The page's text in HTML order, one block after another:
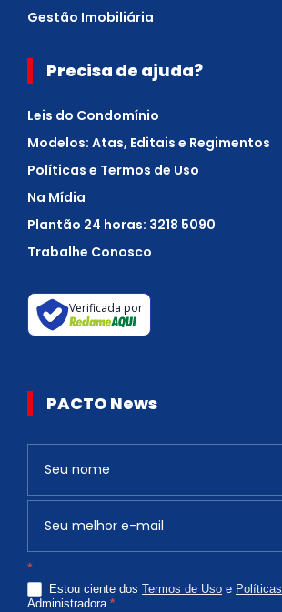
Gestão Imobiliária
Precisa de ajuda?
Leis do Condomínio
Modelos: Atas, Editais e Regimentos
Políticas e Termos de Uso
Na Mídia
Plantão 24 horas: 3218 5090
Trabalhe Conosco
Verificada por
PACTO News
*
Estou ciente dos Termos de Uso e Políticas
Administradora.*
v
ê